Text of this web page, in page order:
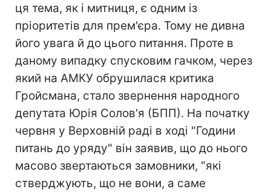
ця тема, як і митниця, є одним із
пріоритетів для прем'єра. Тому не дивна
його увага й до цього питання. Проте в
даному випадку спусковим гачком, через
який на АМКУ обрушилася критика
Гройсмана, стало звернення народного
депутата Юрія Солов'я (БПП). На початку
червня у Верховній раді в ході "Години
питань до уряду" він заявив, що до нього
масово звертаються замовники, "які
стверджують, що не вони, а саме